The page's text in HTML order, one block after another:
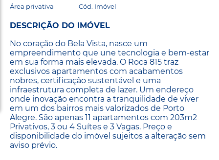
Área privativa Cód. Imóvel
DESCRIÇÃO DO IMÓVEL
No coração do Bela Vista, nasce um
empreendimento que une tecnologia e bem-estar
em sua forma mais elevada. O Roca 815 traz
exclusivos apartamentos com acabamentos
nobres, certificação sustentável e uma
infraestrutura completa de lazer. Um endereço
onde inovação encontra a tranquilidade de viver
em um dos bairros mais valorizados de Porto
Alegre. São apenas 11 apartamentos com 203m2
Privativos, 3 ou 4 Suítes e 3 Vagas. Preço e
disponibilidade do imóvel sujeitos a alteração sem
aviso prévio.